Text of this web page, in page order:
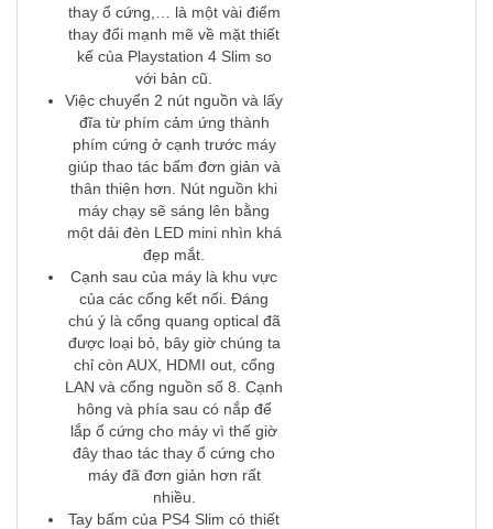
thay ổ cứng,… là một vài điểm
thay đổi mạnh mẽ về mặt thiết
kế của Playstation 4 Slim so
với bản cũ.
Việc chuyển 2 nút nguồn và lấy
đĩa từ phím cảm ứng thành
phím cứng ở cạnh trước máy
giúp thao tác bấm đơn giản và
thân thiện hơn. Nút nguồn khi
máy chạy sẽ sáng lên bằng
một dải đèn LED mini nhìn khá
đẹp mắt.
Cạnh sau của máy là khu vực
của các cổng kết nối. Đáng
chú ý là cổng quang optical đã
được loại bỏ, bây giờ chúng ta
chỉ còn AUX, HDMI out, cổng
LAN và cổng nguồn số 8. Cạnh
hông và phía sau có nắp để
lắp ổ cứng cho máy vì thế giờ
đây thao tác thay ổ cứng cho
máy đã đơn giản hơn rất
nhiều.
Tay bấm của PS4 Slim có thiết